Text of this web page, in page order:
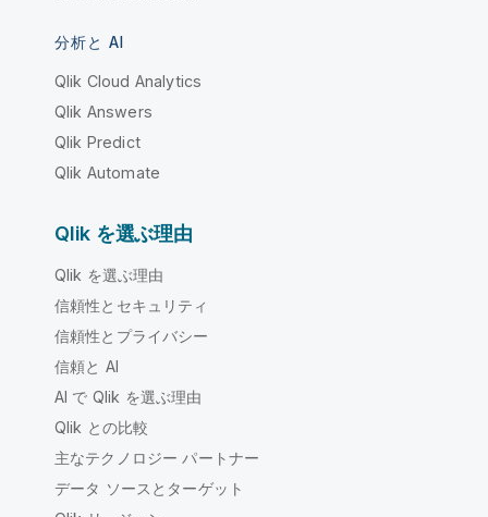
分析と AI
Qlik Cloud Analytics
Qlik Answers
Qlik Predict
Qlik Automate
Qlik を選ぶ理由
Qlik を選ぶ理由
信頼性とセキュリティ
信頼性とプライバシー
信頼と AI
AI で Qlik を選ぶ理由
Qlik との比較
主なテクノロジー パートナー
データ ソースとターゲット